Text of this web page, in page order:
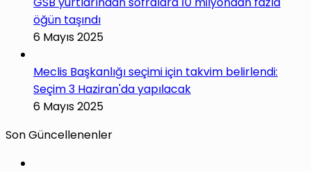
öğün taşındı
6 Mayıs 2025
Meclis Başkanlığı seçimi için takvim belirlendi:
Seçim 3 Haziran'da yapılacak
6 Mayıs 2025
Son Güncellenenler